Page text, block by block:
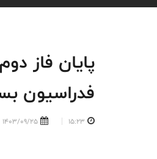
پایان فاز
فدراسیون
15:23
1403/09/25